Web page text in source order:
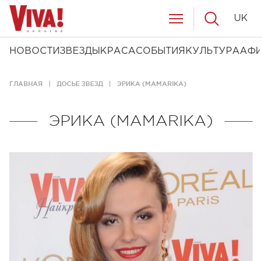
НОВОСТИ ЗВЕЗДЫ КРАСАСОБЫТИЯ КУЛЬТУРА
UK
ГЛАВНАЯ ДОСЬЕ ЗВЕЗД ЭРИКА (MAMARIKA)
ЭРИКА (MAMARIKA)